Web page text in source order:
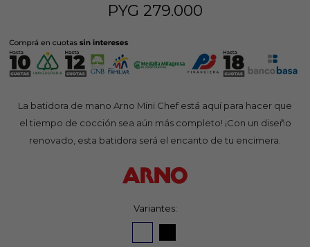
PYG 279.000
La batidora de mano Arno Mini Chef está aquí para hacer que
el tiempo de cocción sea aún más completo! ¡Con un diseño
renovado, esta batidora será el encanto de tu encimera.
Variantes: